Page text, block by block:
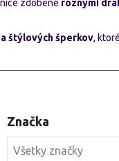
zdobené rôznymi
štýlových šperkov,
Značka
Značka
Značka
Značka